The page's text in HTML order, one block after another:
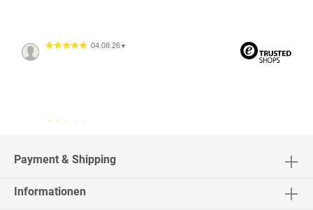
04.08.26 ▼
Payment & Shipping
Informationen